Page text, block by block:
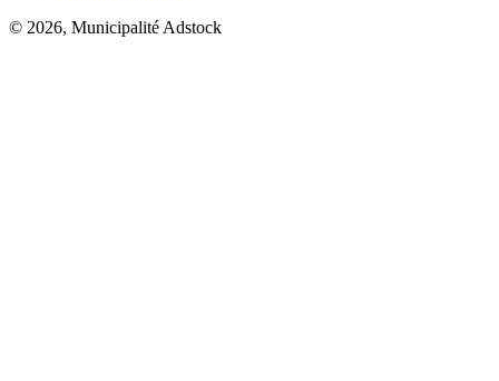
© 2026, Municipalité Adstock